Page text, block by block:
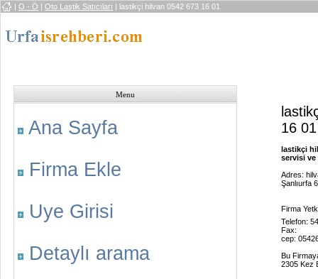
| O - Ö | Oto Lastik Satıcıları | lastikçi hilvan 0542 673 16 01
Menu
Ana Sayfa
Firma Ekle
Uye Girisi
Detaylı arama
16 01
lastikçi
servisi ve
Adres:
Şanlıurfa
Firma
Telefon:
Fax:
cep:
Bu
2305 Kez